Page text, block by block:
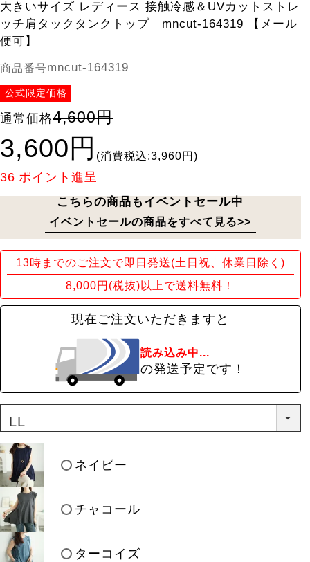
大きいサイズ レディース 接触冷感＆UVカットストレ
ッチ肩タックタンクトップ mncut-164319 【メール
便可】
商品番号mncut-164319
公式限定価格
通常価格4,600円
3,600円 (消費税込:3,960円)
36 ポイント進呈
こちらの商品もイベントセール中
イベントセールの商品をすべて見る>>
13時までのご注文で即日発送(土日祝、休業日除く)
8,000円(税抜)以上で送料無料！
現在ご注文いただきますと
読み込み中...
の発送予定です！
ネイビー
チャコール
ターコイズ